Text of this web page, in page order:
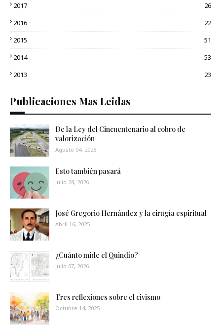
2017
26
2016
22
2015
51
2014
53
2013
23
Publicaciones Mas Leidas
De la Ley del Cincuentenario al cobro de
valorización
Agosto 04, 2026
Esto también pasará
Julio 28, 2026
José Gregorio Hernández y la cirugía espiritual
Abril 16, 2025
¿Cuánto mide el Quindío?
Julio 07, 2026
Tres reflexiones sobre el civismo
Octubre 14, 2025